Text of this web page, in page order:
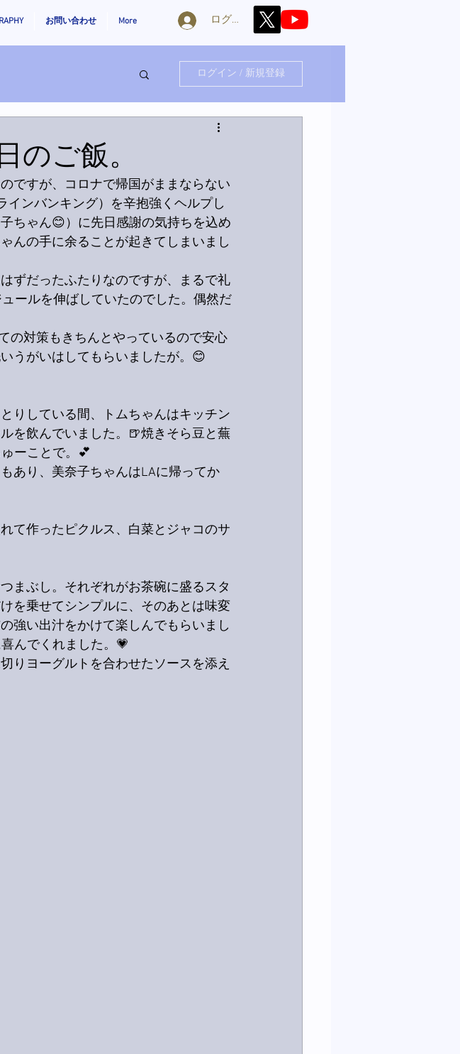
お問い合わせ More ログイン
ログイン / 新規登録
のご飯。
ですが、コロナで帰国がままならない
インバンキング）を辛抱強くヘルプし
ちゃん😊）に先日感謝の気持ちを込め
んの手に余ることが起きてしまいまし
ずだったふたりなのですが、まるで礼
ールを伸ばしていたのでした。偶然だ
の対策もきちんとやっているので安心
うがいはしてもらいましたが。😊
りしている間、トムちゃんはキッチン
を飲んでいました。🍺焼きそら豆と蕪
ーことで。💕
あり、美奈子ちゃんはLAに帰ってか
て作ったピクルス、白菜とジャコのサ
まぶし。それぞれがお茶碗に盛るスタ
を乗せてシンプルに、そのあとは味変
強い出汁をかけて楽しんでもらいまし
んでくれました。💗
りヨーグルトを合わせたソースを添え